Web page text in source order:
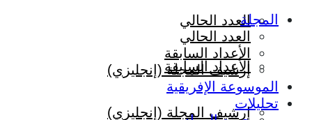
العدد الحالي
الأعداد السابقة
إرشيف المجلة (إنجليزي)
المجلة
العدد الحالي
الأعداد السابقة
إرشيف المجلة (إنجليزي)
الموسوعة الإفريقية
تحليلات